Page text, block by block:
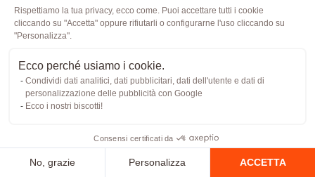
Rispettiamo la tua privacy, ecco come. Puoi accettare tutti i cookie
cliccando su "Accetta" oppure rifiutarli o configurarne l'uso cliccando su
"Personalizza".
Ecco perché usiamo i cookie.
Condividi dati analitici, dati pubblicitari, dati dell'utente e dati di
personalizzazione delle pubblicità con Google
Ecco i nostri biscotti!
Consensi certificati da
No, grazie Personalizza ACCETTA
utenti
sul
web
viene
monitorata
fine